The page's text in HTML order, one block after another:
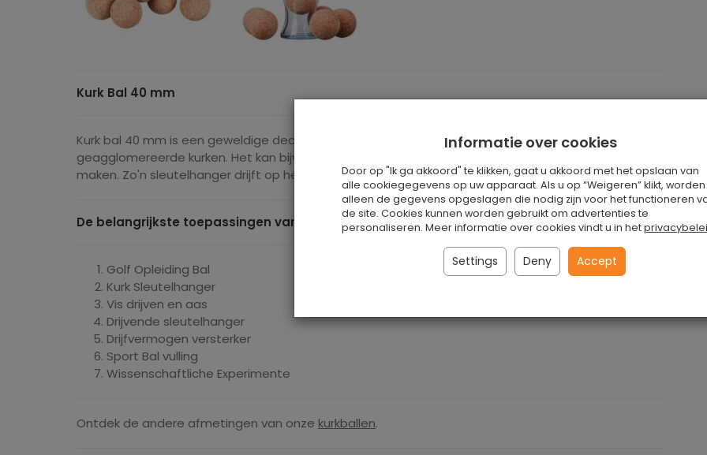
Kurk Bal 40 mm
Kurk bal 40 mm is een geweldige decoratie voor elk interieur. Het bestaat uit fijnkorrelige
geagglomereerde kurken. Het kan bijvoorbeeld worden gebruikt om interessante sleutelhangers te
maken. Zo'n sleutelhanger drijft op het water als de sleutels erin gaan.
De belangrijkste toepassingen van kurk ballen zijn:
Golf Opleiding Bal
Kurk Sleutelhanger
Vis drijven en aas
Drijvende sleutelhanger
Drijfvermogen versterker
Sport Bal vulling
Wissenschaftliche Experimente
Ontdek de andere afmetingen van onze kurkballen.
Informatie over cookies
Door op "Ik ga akkoord" te klikken, gaat u akkoord met het opslaan van
alle cookiegegevens op uw apparaat. Als u op “Weigeren” klikt, worden
alleen de gegevens opgeslagen die nodig zijn voor het functioneren
de site. Cookies kunnen worden gebruikt om advertenties te
personaliseren. Meer informatie over cookies vindt u in het
Settings Deny Accept